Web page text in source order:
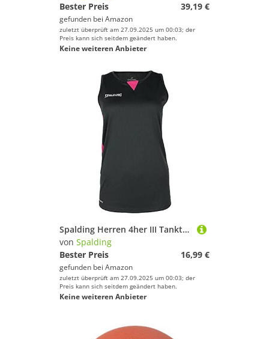
Bester Preis
39,19 €
gefunden bei Amazon
zuletzt überprüft am 27.09.2025 um 00:03; der
Preis kann sich seitdem geändert haben.
Keine weiteren Anbieter
Spalding Herren 4her III Tanktop, Anthra/pink, XL
von Spalding
Bester Preis
16,99 €
gefunden bei Amazon
zuletzt überprüft am 27.09.2025 um 00:03; der
Preis kann sich seitdem geändert haben.
Keine weiteren Anbieter